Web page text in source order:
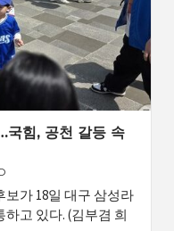
국힘, 공천 갈등 속
가 18일 대구 삼성라
고 있다. (김부겸 희